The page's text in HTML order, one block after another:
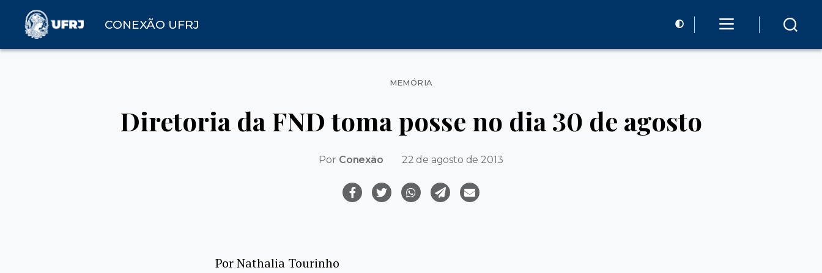
CONEXÃO UFRJ
Categorias
MEMÓRIA
Diretoria da FND toma posse no dia 30 de agosto
Por Conexão 22 de agosto de 2013
Por Nathalia Tourinho